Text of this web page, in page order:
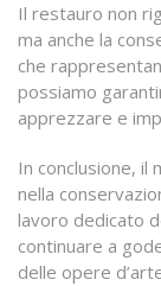
Il restauro non
ma anche la
che
possiamo
apprezzare e
In conclusione, il
nella
lavoro dedicato
continuare a
delle opere